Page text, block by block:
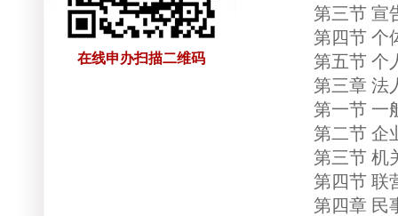
在线申办扫描二维码
第三节 宣告
第四节 个体
第五节 个
第三章 法
第一节 一
第二节 企
第三节 机关
第四节 联
第四章 民事